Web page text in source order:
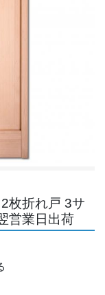
枚折れ戸 3サ
営業日出荷